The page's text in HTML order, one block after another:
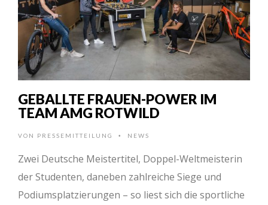
GEBALLTE FRAUEN-POWER IM
TEAM AMG ROTWILD
VON PRESSEMITTEILUNG • NEWS
Zwei Deutsche Meistertitel, Doppel-Weltmeisterin
der Studenten, daneben zahlreiche Siege und
Podiumsplatzierungen – so liest sich die sportliche